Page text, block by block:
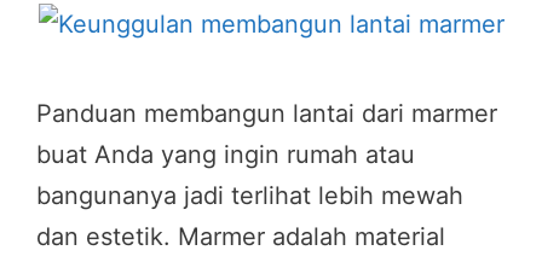
Panduan membangun lantai dari marmer
buat Anda yang ingin rumah atau
bangunanya jadi terlihat lebih mewah
dan estetik. Marmer adalah material